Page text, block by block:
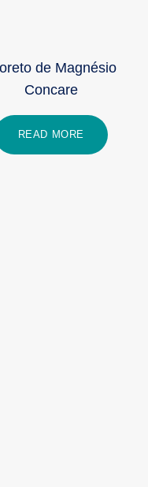
de Magnésio
Concare
READ MORE